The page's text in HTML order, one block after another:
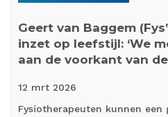
Geert van Baggem
inzet op leefstijl: ‘We
aan de voorkant van de
12 mrt 2026
Fysiotherapeuten kunnen